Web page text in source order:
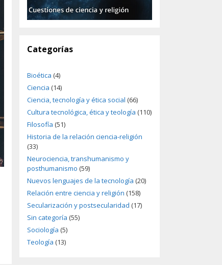
Categorías
Bioética (4)
Ciencia (14)
Ciencia, tecnología y ética social (66)
Cultura tecnológica, ética y teología (110)
Filosofía (51)
Historia de la relación ciencia-religión
(33)
Neurociencia, transhumanismo y
posthumanismo (59)
Nuevos lenguajes de la tecnología (20)
Relación entre ciencia y religión (158)
Secularización y postsecularidad (17)
Sin categoría (55)
Sociología (5)
Teología (13)